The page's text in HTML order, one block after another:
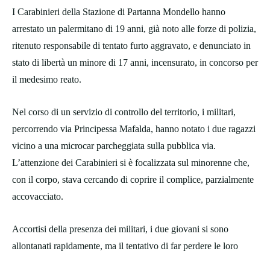
I Carabinieri della Stazione di Partanna Mondello hanno
arrestato un palermitano di 19 anni, già noto alle forze di polizia,
ritenuto responsabile di tentato furto aggravato, e denunciato in
stato di libertà un minore di 17 anni, incensurato, in concorso per
il medesimo reato.
Nel corso di un servizio di controllo del territorio, i militari,
percorrendo via Principessa Mafalda, hanno notato i due ragazzi
vicino a una microcar parcheggiata sulla pubblica via.
L’attenzione dei Carabinieri si è focalizzata sul minorenne che,
con il corpo, stava cercando di coprire il complice, parzialmente
accovacciato.
Accortisi della presenza dei militari, i due giovani si sono
allontanati rapidamente, ma il tentativo di far perdere le loro